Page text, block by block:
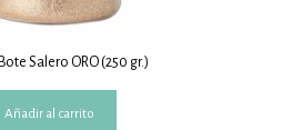
Salero ORO (250 gr.)
Añadir al carrito